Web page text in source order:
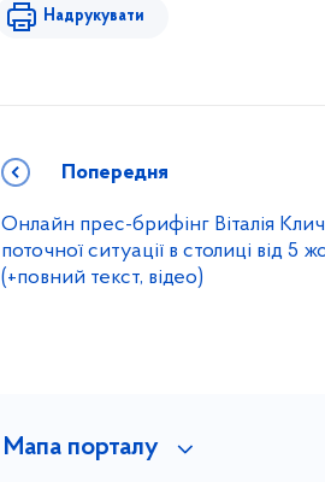
Надрукувати
Попередня
Онлайн прес-брифінг Віталія
поточної ситуації в столиці від 5
(+повний текст, відео)
Мапа порталу